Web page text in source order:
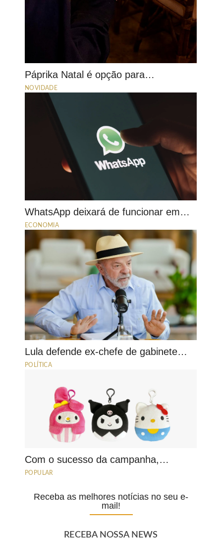
Páprika Natal é opção para…
NOVIDADE
WhatsApp deixará de funcionar em…
ECONOMIA
Lula defende ex-chefe de gabinete…
POLÍTICA
Com o sucesso da campanha,…
POPULAR
Receba as melhores notícias no seu e-
mail!
RECEBA NOSSA NEWS